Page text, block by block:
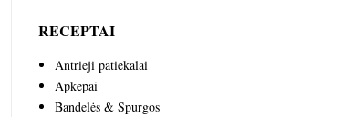
RECEPTAI
Antrieji patiekalai
Apkepai
Bandelės & Spurgos